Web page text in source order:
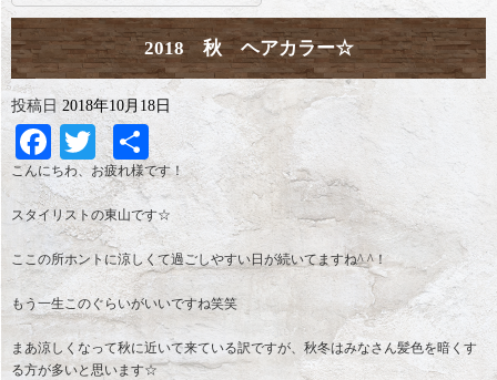
2018 秋 ヘアカラー☆
投稿日 2018年10月18日
Facebook
Twitter
共
有
こんにちわ、お疲れ様です！
スタイリストの東山です☆
ここの所ホントに涼しくて過ごしやすい日が続いてますね^ ^！
もう一生このぐらいがいいですね笑笑
まあ涼しくなって秋に近いて来ている訳ですが、秋冬はみなさん髪色を暗くす
る方が多いと思います☆